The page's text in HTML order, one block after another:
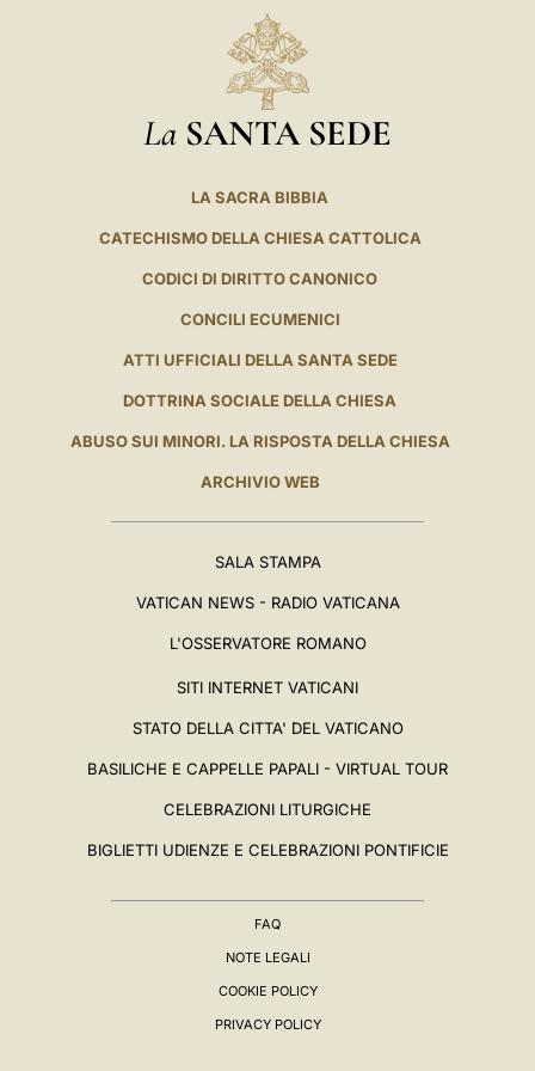
La SANTA SEDE
LA SACRA BIBBIA
CATECHISMO DELLA CHIESA CATTOLICA
CODICI DI DIRITTO CANONICO
CONCILI ECUMENICI
ATTI UFFICIALI DELLA SANTA SEDE
DOTTRINA SOCIALE DELLA CHIESA
ABUSO SUI MINORI. LA RISPOSTA DELLA CHIESA
ARCHIVIO WEB
SALA STAMPA
VATICAN NEWS - RADIO VATICANA
L'OSSERVATORE ROMANO
SITI INTERNET VATICANI
STATO DELLA CITTA' DEL VATICANO
BASILICHE E CAPPELLE PAPALI - VIRTUAL TOUR
CELEBRAZIONI LITURGICHE
BIGLIETTI UDIENZE E CELEBRAZIONI PONTIFICIE
FAQ
NOTE LEGALI
COOKIE POLICY
PRIVACY POLICY